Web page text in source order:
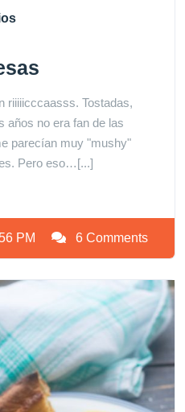
riiiiicccaasss. Tostadas,
años no era fan de las
parecían muy "mushy"
Pero eso…[...]
PM 6 Comments